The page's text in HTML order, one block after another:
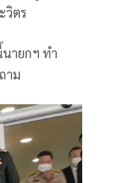
วิตร
ายกฯ ทำ
าม